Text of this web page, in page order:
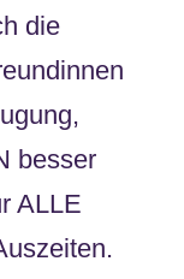
die
besser
ALLE